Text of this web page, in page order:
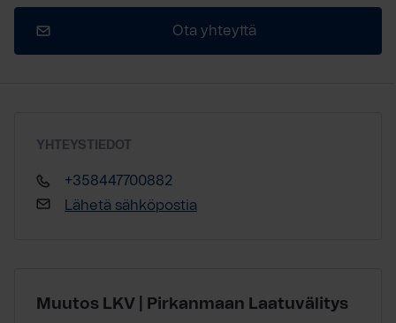
Ota yhteyttä
YHTEYSTIEDOT
+358447700882
Lähetä sähköpostia
Muutos LKV | Pirkanmaan Laatuvälitys